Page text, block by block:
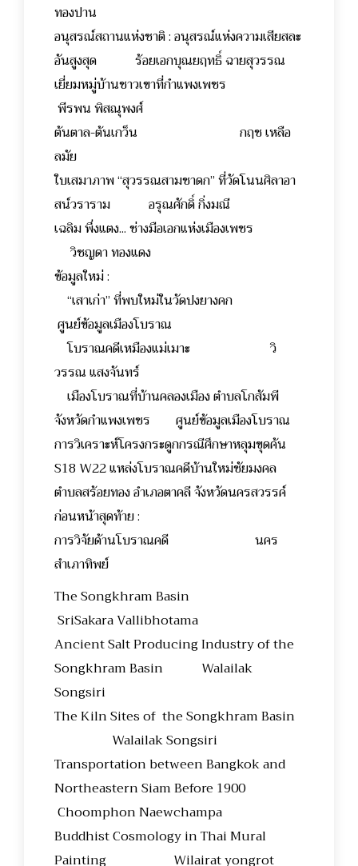
ทองปาน
อนุสรณ์สถานแห่งชาติ : อนุสรณ์แห่งความเสียสละ
อันสูงสุด ร้อยเอกบุณยฤทธิ์ ฉายสุวรรณ
เยี่ยมหมู่บ้านชาวเขาที่กำแพงเพชร
พีรพน พิสณุพงศ์
ต้นตาล-ต้นเกว็น กฤช เหลือ
ลมัย
ใบเสมาภาพ “สุวรรณสามชาดก” ที่วัดโนนศิลาอา
สน์วราราม อรุณศักดิ์ กิ่งมณี
เฉลิม พึ่งแตง... ช่างมือเอกแห่งเมืองเพชร
วิชญดา ทองแดง
ข้อมูลใหม่ :
“เสาเก่า” ที่พบใหม่ในวัดปงยางคก
ศูนย์ข้อมูลเมืองโบราณ
โบราณคดีเหมืองแม่เมาะ วิ
วรรณ แสงจันทร์
เมืองโบราณที่บ้านคลองเมือง ตำบลโกสัมพี
จังหวัดกำแพงเพชร ศูนย์ข้อมูลเมืองโบราณ
การวิเคราะห์โครงกระดูกกรณีศึกษาหลุมขุดค้น
S18 W22 แหล่งโบราณคดีบ้านใหม่ชัยมงคล
ตำบลสร้อยทอง อำเภอตาคลี จังหวัดนครสวรรค์
ก่อนหน้าสุดท้าย :
การวิจัยด้านโบราณคดี นคร
สำเภาทิพย์
The Songkhram Basin
SriSakara Vallibhotama
Ancient Salt Producing Industry of the
Songkhram Basin Walailak
Songsiri
The Kiln Sites of the Songkhram Basin
Walailak Songsiri
Transportation between Bangkok and
Northeastern Siam Before 1900
Choomphon Naewchampa
Buddhist Cosmology in Thai Mural
Painting Wilairat yongrot